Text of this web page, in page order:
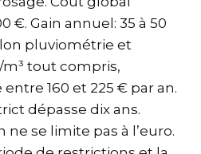
€. Gain annuel: 35 à 50
pluviométrie et
m³ tout compris,
160 et 225 € par an.
dépasse dix ans.
ne se limite pas à l’euro.